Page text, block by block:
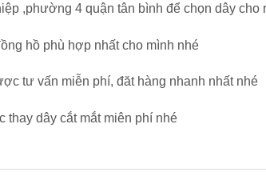
,phường 4 quận tân bình để chọn dây cho
hồ phù hợp nhất cho mình nhé
tư vấn miễn phí, đăt hàng nhanh nhất nhé
thay dây cắt mắt miên phí nhé